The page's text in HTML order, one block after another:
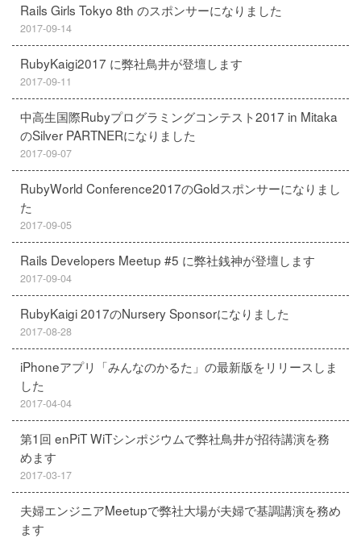
Rails Girls Tokyo 8th のスポンサーになりました
2017-09-14
RubyKaigi2017 に弊社鳥井が登壇します
2017-09-11
中高生国際Rubyプログラミングコンテスト2017 in Mitaka
のSilver PARTNERになりました
2017-09-07
RubyWorld Conference2017のGoldスポンサーになりまし
た
2017-09-05
Rails Developers Meetup #5 に弊社銭神が登壇します
2017-09-04
RubyKaigi 2017のNursery Sponsorになりました
2017-08-28
iPhoneアプリ「みんなのかるた」の最新版をリリースしま
した
2017-04-04
第1回 enPiT WiTシンポジウムで弊社鳥井が招待講演を務
めます
2017-03-17
夫婦エンジニアMeetupで弊社大場が夫婦で基調講演を務め
ます